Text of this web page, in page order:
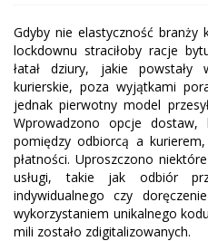
Gdyby nie elastyczność
lockdownu straciłoby racje
łatał dziury, jakie powstały
kurierskie, poza wyjątkami
jednak pierwotny model
Wprowadzono opcje dostaw,
pomiędzy odbiorcą a
płatności. Uproszczono
usługi, takie jak odbiór
indywidualnego czy
wykorzystaniem unikalnego
mili zostało zdigitalizowanych.